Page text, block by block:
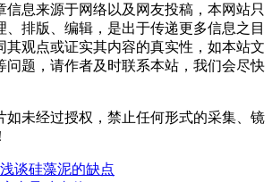
信息来源于网络以及网友投稿，本网站只
、排版、编辑，是出于传递更多信息之目
其观点或证实其内容的真实性，如本站文
问题，请作者及时联系本站，我们会尽快
如未经过授权，禁止任何形式的采集、镜
谈硅藻泥的缺点